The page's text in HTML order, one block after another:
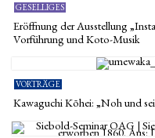
GESELLIGES
Eröffnung der Ausstellung
Vorführung und Koto-Musik
VORTRÄGE
Kawaguchi Kōhei: „Noh und